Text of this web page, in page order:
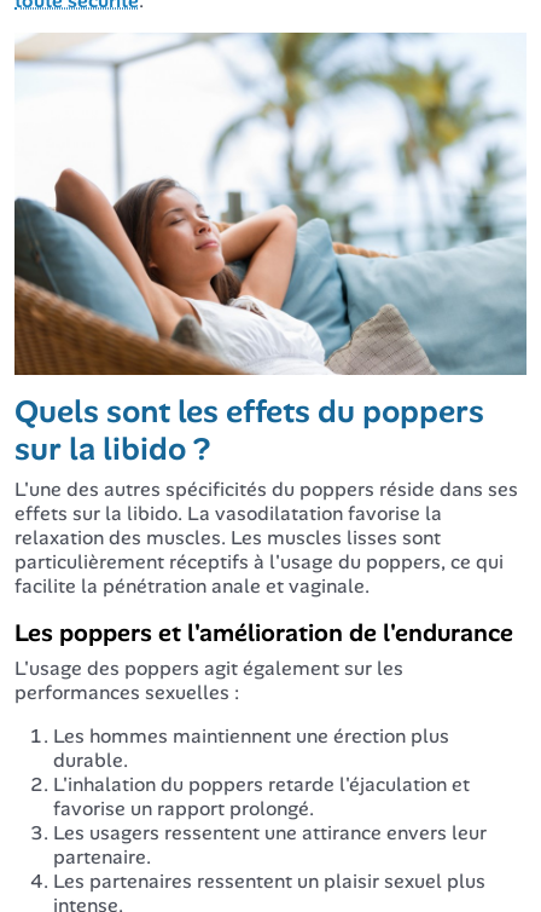
Quels sont les effets du poppers
sur la libido ?
L'une des autres spécificités du poppers réside dans ses
effets sur la libido. La vasodilatation favorise la
relaxation des muscles. Les muscles lisses sont
particulièrement réceptifs à l'usage du poppers, ce qui
facilite la pénétration anale et vaginale.
Les poppers et l'amélioration de l'endurance
L'usage des poppers agit également sur les
performances sexuelles :
Les hommes maintiennent une érection plus
durable.
L'inhalation du poppers retarde l'éjaculation et
favorise un rapport prolongé.
Les usagers ressentent une attirance envers leur
partenaire.
Les partenaires ressentent un plaisir sexuel plus
intense.